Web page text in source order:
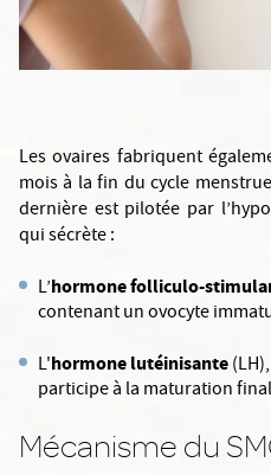
Les ovaires fabriquent
mois à la fin du cycle
dernière est pilotée par
qui sécrète :
L’hormone folliculo-
contenant un ovocyte
L'hormone lutéinisante
participe à la maturation
Mécanisme du